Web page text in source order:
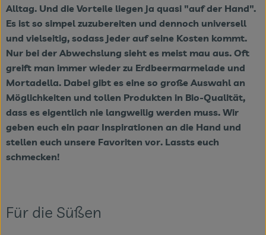
Über uns
Service
Firmenkunden
Veranstaltungen
Alltag. Und die Vorteile liegen ja quasi "auf der Hand".
Es ist so simpel zuzubereiten und dennoch universell
und vielseitig, sodass jeder auf seine Kosten kommt.
Nur bei der Abwechslung sieht es meist mau aus. Oft
greift man immer wieder zu Erdbeermarmelade und
Mortadella. Dabei gibt es eine so große Auswahl an
Möglichkeiten und tollen Produkten in Bio-Qualität,
dass es eigentlich nie langweilig werden muss. Wir
geben euch ein paar Inspirationen an die Hand und
stellen euch unsere Favoriten vor. Lassts euch
schmecken!
Für die Süßen